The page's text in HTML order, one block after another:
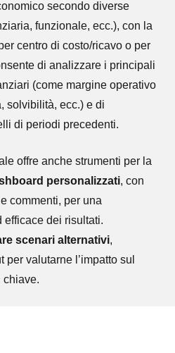
secondo diverse
funzionale, ecc.), con la
centro di costo/ricavo o per
di analizzare i principali
(come margine operativo
solvibilità, ecc.) e di
di periodi precedenti.
offre anche strumenti per la
personalizzati, con
commenti, per una
dei risultati.
scenari alternativi,
valutarne l’impatto sul
chiave.